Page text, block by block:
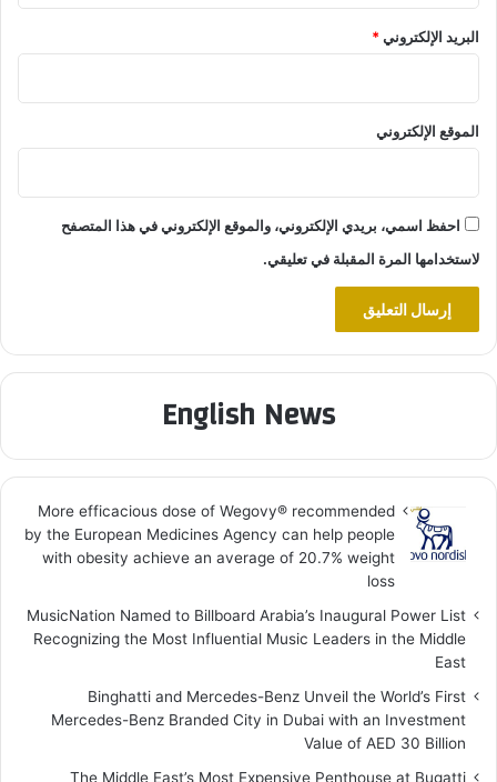
البريد الإلكتروني*
الموقع الإلكتروني
احفظ اسمي، بريدي الإلكتروني، والموقع الإلكتروني في هذا المتصفح
لاستخدامها المرة المقبلة في تعليقي.
English News
More efficacious dose of Wegovy®️ recommended
by the European Medicines Agency can help people
with obesity achieve an average of 20.7% weight
loss
MusicNation Named to Billboard Arabia’s Inaugural Power List
Recognizing the Most Influential Music Leaders in the Middle
East
Binghatti and Mercedes-Benz Unveil the World’s First
Mercedes-Benz Branded City in Dubai with an Investment
Value of AED 30 Billion
The Middle East’s Most Expensive Penthouse at Bugatti